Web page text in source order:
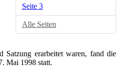
Seite 3
Alle Seiten
Satzung erarbeitet waren, fand die
Mai 1998 statt.